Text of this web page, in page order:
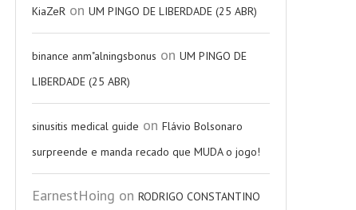
KiaZeR on UM PINGO DE LIBERDADE (25 ABR)
binance anm"alningsbonus on UM PINGO DE
LIBERDADE (25 ABR)
sinusitis medical guide on Flávio Bolsonaro
surpreende e manda recado que MUDA o jogo!
EarnestHoing on RODRIGO CONSTANTINO